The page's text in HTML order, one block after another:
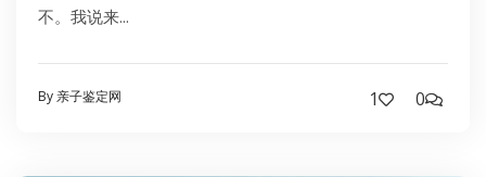
不。我说来...
By 亲子鉴定网 1 0